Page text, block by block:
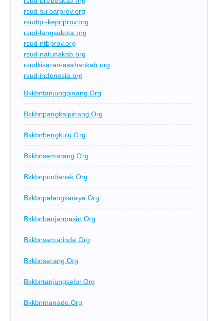
rsud-sulbarprov.org
rsudtpi-kepriprov.org
rsud-langsakota.org
rsud-ntbprov.org
rsud-natunakab.org
rsudkisaran-asahankab.org
rsud-indonesia.org
Bkkbntanjungpinang.org
Bkkbnpangkalpinang.org
Bkkbnbengkulu.org
Bkkbnsemarang.org
Bkkbnpontianak.org
Bkkbnpalangkaraya.org
Bkkbnbanjarmasin.org
Bkkbnsamarinda.org
Bkkbnserang.org
Bkkbntanjungselor.org
Bkkbnmanado.org